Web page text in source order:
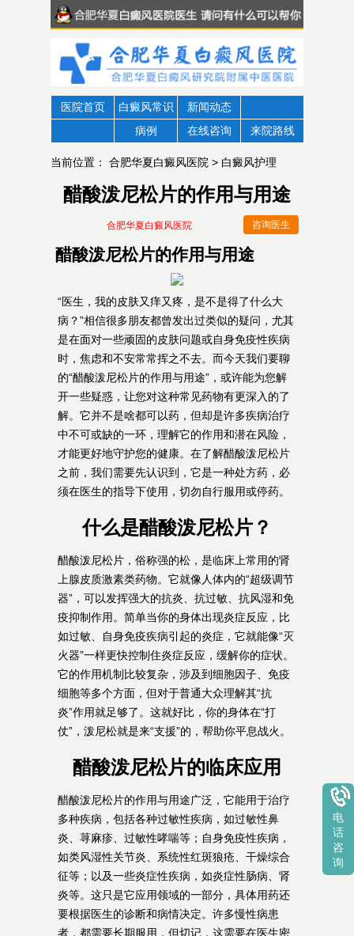
医院首页 白癜风常识
新闻动态
病例
在线咨询 来院路线
当前位置： 合肥华夏白癜风医院 > 白癜风护理
醋酸泼尼松片的作用与用途
合肥华夏白癜风医院 咨询医生
醋酸泼尼松片的作用与用途
“医生，我的皮肤又痒又疼，是不是得了什么大
病？”相信很多朋友都曾发出过类似的疑问，尤其
是在面对一些顽固的皮肤问题或自身免疫性疾病
时，焦虑和不安常常挥之不去。而今天我们要聊
的“醋酸泼尼松片的作用与用途”，或许能为您解
开一些疑惑，让您对这种常见药物有更深入的了
解。它并不是啥都可以药，但却是许多疾病治疗
中不可或缺的一环，理解它的作用和潜在风险，
才能更好地守护您的健康。在了解醋酸泼尼松片
之前，我们需要先认识到，它是一种处方药，必
须在医生的指导下使用，切勿自行服用或停药。
什么是醋酸泼尼松片？
醋酸泼尼松片，俗称强的松，是临床上常用的肾
上腺皮质激素类药物。它就像人体内的“超级调节
器”，可以发挥强大的抗炎、抗过敏、抗风湿和免
疫抑制作用。简单当你的身体出现炎症反应，比
如过敏、自身免疫疾病引起的炎症，它就能像“灭
火器”一样更快控制住炎症反应，缓解你的症状。
它的作用机制比较复杂，涉及到细胞因子、免疫
细胞等多个方面，但对于普通大众理解其“抗
炎”作用就足够了。这就好比，你的身体在“打
仗”，泼尼松就是来“支援”的，帮助你平息战火。
醋酸泼尼松片的临床应用
醋酸泼尼松片的作用与用途广泛，它能用于治疗
多种疾病，包括各种过敏性疾病，如过敏性鼻
炎、荨麻疹、过敏性哮喘等；自身免疫性疾病，
如类风湿性关节炎、系统性红斑狼疮、干燥综合
征等；以及一些炎症性疾病，如炎症性肠病、肾
炎等。这只是它应用领域的一部分，具体用药还
要根据医生的诊断和病情决定。许多慢性病患
者，都需要长期服用，但切记，这需要在医生密
电
话
咨
询